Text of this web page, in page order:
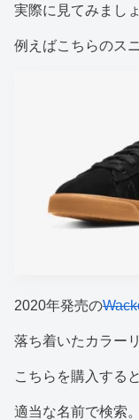
実際に見てみましょ
例えばこちらのス
2020年発売の
落ち着いたカラー
こちらを購入する
適当な名前で検索。